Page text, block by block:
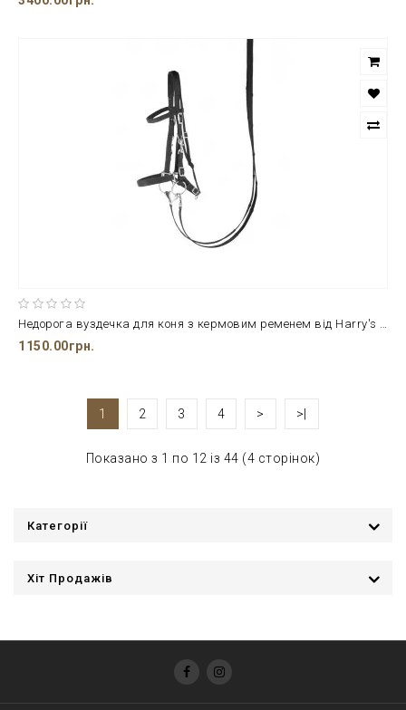
1150.00грн.
1 2 3 4 > >|
Показано з 1 по 12 із 44 (4 сторінок)
Категорії
Хіт Продажів